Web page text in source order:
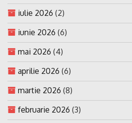
iulie 2026 (2)
iunie 2026 (6)
mai 2026 (4)
aprilie 2026 (6)
martie 2026 (8)
februarie 2026 (3)